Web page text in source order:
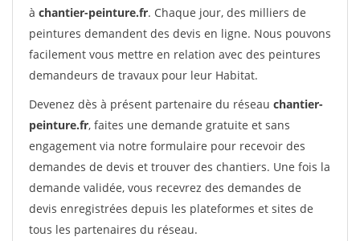
à chantier-peinture.fr. Chaque jour, des milliers de
peintures demandent des devis en ligne. Nous pouvons
facilement vous mettre en relation avec des peintures
demandeurs de travaux pour leur Habitat.
Devenez dès à présent partenaire du réseau chantier-
peinture.fr, faites une demande gratuite et sans
engagement via notre formulaire pour recevoir des
demandes de devis et trouver des chantiers. Une fois la
demande validée, vous recevrez des demandes de
devis enregistrées depuis les plateformes et sites de
tous les partenaires du réseau.